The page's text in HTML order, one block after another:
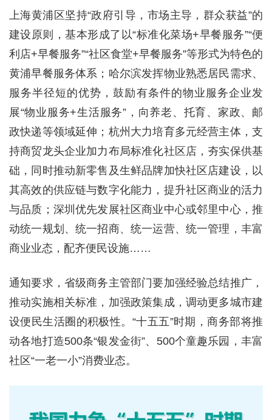
上海黄浦区坚持“政府引导，市场主导，群众获益”的
建设原则，基本形成了以“标准化菜场+早餐服务”“便
利店+早餐服务”“社区食堂+早餐服务”等形式为特色的
黄浦早餐服务体系；哈尔滨发挥物业熟悉居民需求、
服务半径短的优势，鼓励有条件的物业服务企业发
展“物业服务+生活服务”，向养老、托育、家政、邮
政快递等领域延伸；杭州大力培育多元经营主体，支
持商贸龙头企业加力布局标准化社区店，夯实保供基
础，同时推动新零售及生鲜品牌加快社区店建设，以
其高效的供应链与数字化能力，提升社区商业的活力
与品质；深圳优先发展社区商业中心或邻里中心，推
动统一规划、统一招商、统一运营、统一管理，丰富
商业业态，配齐便民设施……
通知要求，省级商务主管部门要加强经验总结推广，
推动实施相关标准，加强政策集成，调动更多城市建
设便民生活圈的积极性。“十五五”时期，商务部将推
动各地打造500条“银发金街”、500个童趣乐园，丰富
社区“一老一小”消费业态。